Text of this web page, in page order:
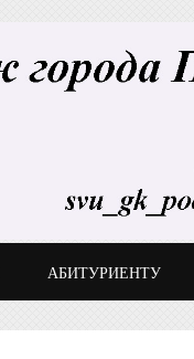
АБИТУРИЕНТУ